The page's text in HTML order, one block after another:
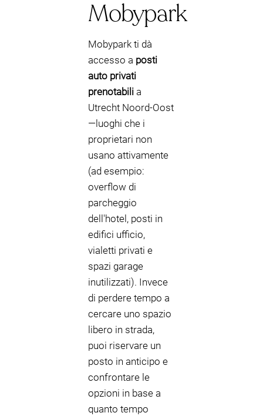
Mobypark
Mobypark ti dà
accesso a posti
auto privati
prenotabili a
Utrecht Noord-Oost
—luoghi che i
proprietari non
usano attivamente
(ad esempio:
overflow di
parcheggio
dell'hotel, posti in
edifici ufficio,
vialetti privati e
spazi garage
inutilizzati). Invece
di perdere tempo a
cercare uno spazio
libero in strada,
puoi riservare un
posto in anticipo e
confrontare le
opzioni in base a
quanto tempo